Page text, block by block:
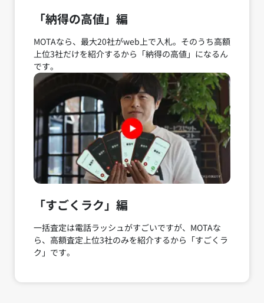
「納得の高値」編
MOTAなら、最大20社がweb上で入札。そのうち高額
上位3社だけを紹介するから「納得の高値」になるん
です。
「すごくラク」編
一括査定は電話ラッシュがすごいですが、MOTAな
ら、高額査定上位3社のみを紹介するから「すごくラ
ク」です。